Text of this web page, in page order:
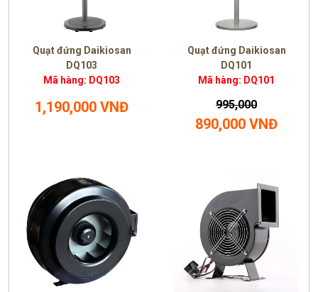
Quạt đứng Daikiosan
DQ103
Mã hàng: DQ103
1,190,000 VNĐ
Quạt đứng Daikiosan
DQ101
Mã hàng: DQ101
995,000
890,000 VNĐ